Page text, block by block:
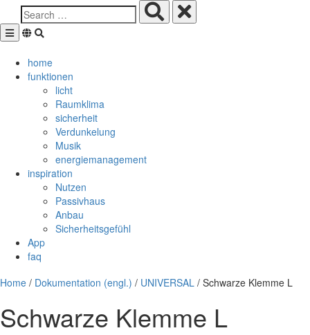
to
content
home
funktionen
licht
Raumklima
sicherheit
Verdunkelung
Musik
energiemanagement
inspiration
Nutzen
Passivhaus
Anbau
Sicherheitsgefühl
App
faq
Home / Dokumentation (engl.) / UNIVERSAL / Schwarze Klemme L
Schwarze Klemme L